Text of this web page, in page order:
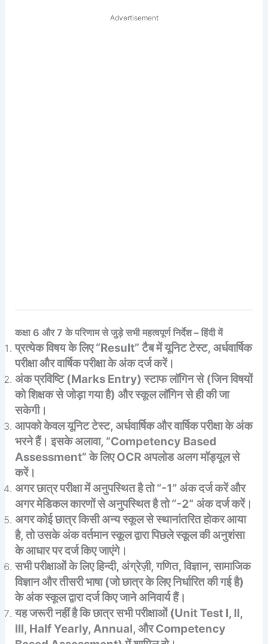
Advertisement
कक्षा 6 और 7 के परिणाम से जुड़े सभी महत्वपूर्ण निर्देश – हिंदी में
प्रत्येक विषय के लिए “Result” टैब में यूनिट टेस्ट, अर्धवार्षिक
परीक्षा और वार्षिक परीक्षा के अंक दर्ज करें।
अंक प्रविष्टि (Marks Entry) स्टाफ लॉगिन से (जिन विषयों
को शिक्षक से जोड़ा गया है) और स्कूल लॉगिन से ही की जा
सकेगी।
आपको केवल यूनिट टेस्ट, अर्धवार्षिक और वार्षिक परीक्षा के अंक
भरने हैं। इसके अलावा, “Competency Based
Assessment” के लिए OCR अपलोड अलग मॉड्यूल से
करें।
अगर छात्र परीक्षा में अनुपस्थित है तो “-1” अंक दर्ज करें और
अगर मेडिकल कारणों से अनुपस्थित है तो “-2” अंक दर्ज करें।
अगर कोई छात्र किसी अन्य स्कूल से स्थानांतरित होकर आया
है, तो उसके अंक वर्तमान स्कूल द्वारा पिछले स्कूल की अनुशंसा
के आधार पर दर्ज किए जाएंगे।
सभी परीक्षाओं के लिए हिन्दी, अंग्रेज़ी, गणित, विज्ञान, सामाजिक
विज्ञान और तीसरी भाषा (जो छात्र के लिए निर्धारित की गई है)
के अंक स्कूल द्वारा दर्ज किए जाने अनिवार्य हैं।
यह जरूरी नहीं है कि छात्र सभी परीक्षाओं (Unit Test I, II,
III, Half Yearly, Annual, और Competency